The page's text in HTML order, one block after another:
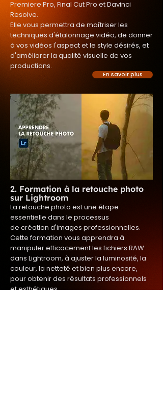
Premiere Pro, Final Cut Pro et Davinci
Resolve.
Elle vous permettra de maîtriser les
techniques d'étalonnage vidéo, de donner
à vos vidéos l'aspect et le style désirés, et
d'améliorer la qualité visuelle de vos
productions.
En savoir plus
2. Formation à la retouche photo
sur Lightroom
La retouche photo est une étape
essentielle dans le processus
de création d'images professionnelles.
Cette formation vous apprendra à
manipuler efficacement les fichiers RAW
dans Lightroom, à ajuster la luminosité, la
couleur, la netteté et bien plus encore,
pour obtenir des résultats professionnels
et esthétiques.